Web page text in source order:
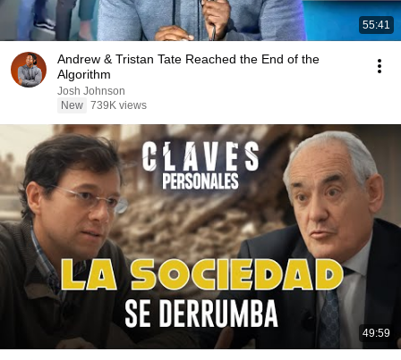
55:41
Andrew & Tristan Tate Reached the End of the
Algorithm
Josh Johnson
New 739K views
49:59